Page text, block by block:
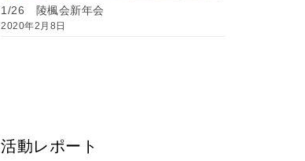
1/26 陵楓会新年会
2020年2月8日
活動レポート